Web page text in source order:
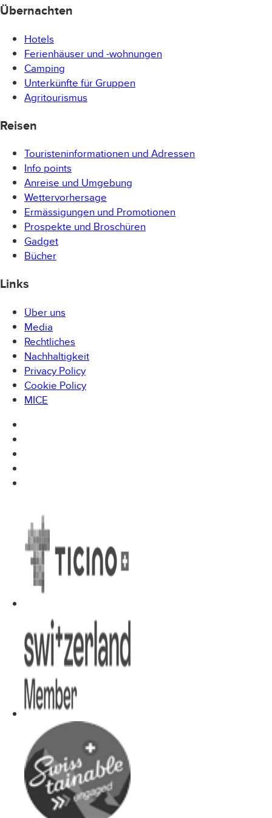
Übernachten
Hotels
Ferienhäuser und -wohnungen
Camping
Unterkünfte für Gruppen
Agritourismus
Reisen
Touristeninformationen und Adressen
Info points
Anreise und Umgebung
Wettervorhersage
Ermässigungen und Promotionen
Prospekte und Broschüren
Gadget
Bücher
Links
Über uns
Media
Rechtliches
Nachhaltigkeit
Privacy Policy
Cookie Policy
MICE